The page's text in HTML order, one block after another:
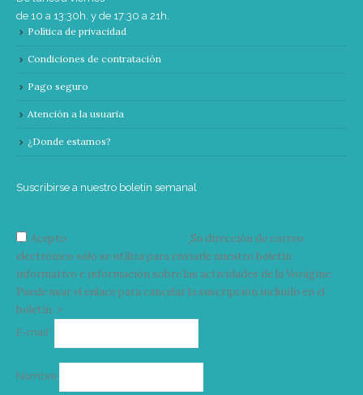
de 10 a 13:30h. y de 17:30 a 21h.
Política de privacidad
Condiciones de contratación
Pago seguro
Atención a la usuaria
¿Donde estamos?
Suscribirse a nuestro boletín semanal
Acepto
Su dirección de correo
electrónico solo se utiliza para enviarle nuestro boletín
informativo e información sobre las actividades de la Vorágine.
Puede usar el enlace para cancelar la suscripción incluido en el
boletín. >
E-mail*
Nombre